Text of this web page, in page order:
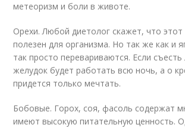
метеоризм и боли в животе.
Орехи. Любой диетолог скажет, что этот
полезен для организма. Но так же как и
так просто перевариваются. Если
желудок будет работать всю ночь, а о
придется только мечтать.
Бобовые. Горох, соя, фасоль содержат
имеют высокую питательную ценность.